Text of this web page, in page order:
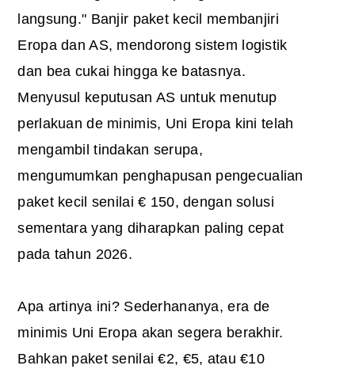
langsung." Banjir paket kecil membanjiri
Eropa dan AS, mendorong sistem logistik
dan bea cukai hingga ke batasnya.
Menyusul keputusan AS untuk menutup
perlakuan de minimis, Uni Eropa kini telah
mengambil tindakan serupa,
mengumumkan penghapusan pengecualian
paket kecil senilai € 150, dengan solusi
sementara yang diharapkan paling cepat
pada tahun 2026.
Apa artinya ini? Sederhananya, era de
minimis Uni Eropa akan segera berakhir.
Bahkan paket senilai €2, €5, atau €10